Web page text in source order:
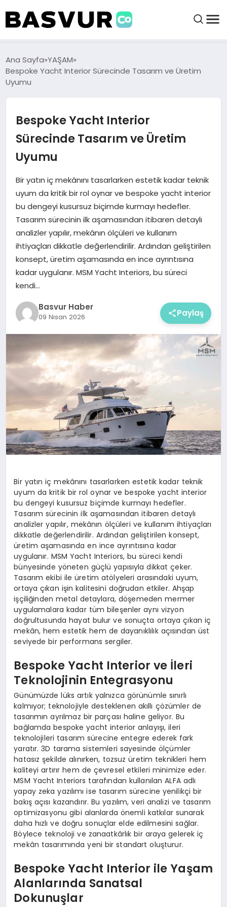
BAŞVURULAR
BAYILIKLER
HABERLER
KRIPTO HABER
Ana Sayfa YAŞAM
Bespoke Yacht Interior Sürecinde Tasarım ve Üretim
Uyumu
Bespoke Yacht Interior
Sürecinde Tasarım ve Üretim
Uyumu
Bir yatın iç mekânını tasarlarken estetik kadar teknik
uyum da kritik bir rol oynar ve bespoke yacht interior
bu dengeyi kusursuz biçimde kurmayı hedefler.
Tasarım sürecinin ilk aşamasından itibaren detaylı
analizler yapılır, mekânın ölçüleri ve kullanım
ihtiyaçları dikkatle değerlendirilir. Ardından geliştirilen
konsept, üretim aşamasında en ince ayrıntısına
kadar uygulanır. MSM Yacht Interiors, bu süreci
kendi…
Basvur Haber
09 Nisan 2026 Paylaş
Bir yatın iç mekânını tasarlarken estetik kadar teknik
uyum da kritik bir rol oynar ve bespoke yacht interior
bu dengeyi kusursuz biçimde kurmayı hedefler.
Tasarım sürecinin ilk aşamasından itibaren detaylı
analizler yapılır, mekânın ölçüleri ve kullanım ihtiyaçları
dikkatle değerlendirilir. Ardından geliştirilen konsept,
üretim aşamasında en ince ayrıntısına kadar
uygulanır. MSM Yacht Interiors, bu süreci kendi
bünyesinde yöneten güçlü yapısıyla dikkat çeker.
Tasarım ekibi ile üretim atölyeleri arasındaki uyum,
ortaya çıkan işin kalitesini doğrudan etkiler. Ahşap
işçiliğinden metal detaylara, döşemeden mermer
uygulamalara kadar tüm bileşenler aynı vizyon
doğrultusunda hayat bulur ve sonuçta ortaya çıkan iç
mekân, hem estetik hem de dayanıklılık açısından üst
seviyede bir performans sergiler.
Bespoke Yacht Interior ve İleri
Teknolojinin Entegrasyonu
Günümüzde lüks artık yalnızca görünümle sınırlı
kalmıyor; teknolojiyle desteklenen akıllı çözümler de
tasarımın ayrılmaz bir parçası haline geliyor. Bu
bağlamda bespoke yacht interior anlayışı, ileri
teknolojileri tasarım sürecine entegre ederek fark
yaratır. 3D tarama sistemleri sayesinde ölçümler
hatasız şekilde alınırken, tozsuz üretim teknikleri hem
kaliteyi artırır hem de çevresel etkileri minimize eder.
MSM Yacht Interiors tarafından kullanılan ALFA adlı
yapay zeka yazılımı ise tasarım sürecine yenilikçi bir
bakış açısı kazandırır. Bu yazılım, veri analizi ve tasarım
optimizasyonu gibi alanlarda önemli katkılar sunarak
daha hızlı ve doğru sonuçlar elde edilmesini sağlar.
Böylece teknoloji ve zanaatkârlık bir araya gelerek iç
mekân tasarımında yeni bir standart oluşturur.
Bespoke Yacht Interior ile Yaşam
Alanlarında Sanatsal
Dokunuşlar